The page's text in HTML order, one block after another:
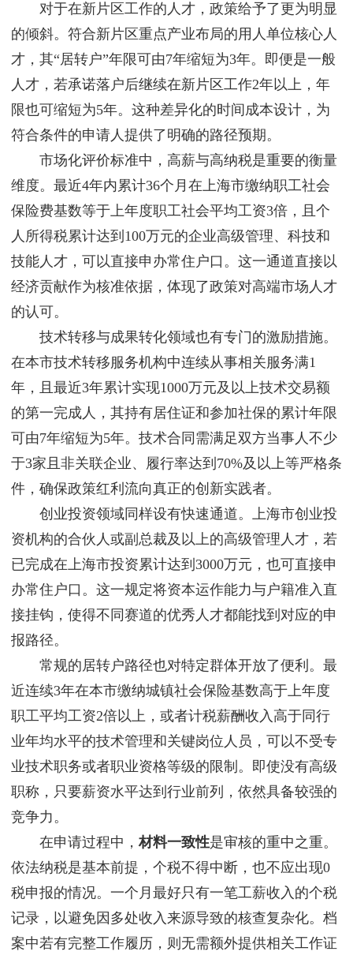
对于在新片区工作的人才，政策给予了更为明显
的倾斜。符合新片区重点产业布局的用人单位核心人
才，其“居转户”年限可由7年缩短为3年。即便是一般
人才，若承诺落户后继续在新片区工作2年以上，年
限也可缩短为5年。这种差异化的时间成本设计，为
符合条件的申请人提供了明确的路径预期。
市场化评价标准中，高薪与高纳税是重要的衡量
维度。最近4年内累计36个月在上海市缴纳职工社会
保险费基数等于上年度职工社会平均工资3倍，且个
人所得税累计达到100万元的企业高级管理、科技和
技能人才，可以直接申办常住户口。这一通道直接以
经济贡献作为核准依据，体现了政策对高端市场人才
的认可。
技术转移与成果转化领域也有专门的激励措施。
在本市技术转移服务机构中连续从事相关服务满1
年，且最近3年累计实现1000万元及以上技术交易额
的第一完成人，其持有居住证和参加社保的累计年限
可由7年缩短为5年。技术合同需满足双方当事人不少
于3家且非关联企业、履行率达到70%及以上等严格条
件，确保政策红利流向真正的创新实践者。
创业投资领域同样设有快速通道。上海市创业投
资机构的合伙人或副总裁及以上的高级管理人才，若
已完成在上海市投资累计达到3000万元，也可直接申
办常住户口。这一规定将资本运作能力与户籍准入直
接挂钩，使得不同赛道的优秀人才都能找到对应的申
报路径。
常规的居转户路径也对特定群体开放了便利。最
近连续3年在本市缴纳城镇社会保险基数高于上年度
职工平均工资2倍以上，或者计税薪酬收入高于同行
业年均水平的技术管理和关键岗位人员，可以不受专
业技术职务或者职业资格等级的限制。即使没有高级
职称，只要薪资水平达到行业前列，依然具备较强的
竞争力。
在申请过程中，材料一致性是审核的重中之重。
依法纳税是基本前提，个税不得中断，也不应出现0
税申报的情况。一个月最好只有一笔工薪收入的个税
记录，以避免因多处收入来源导致的核查复杂化。档
案中若有完整工作履历，则无需额外提供相关工作证